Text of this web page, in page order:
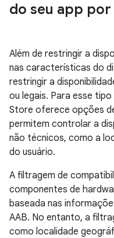
do seu app
Além de restringir a
nas características do
restringir a
ou legais. Para esse
Store oferece opções
permitem controlar a
não técnicos, como a
do usuário.
A filtragem de
componentes de
baseada nas
AAB. No entanto, a
como localidade